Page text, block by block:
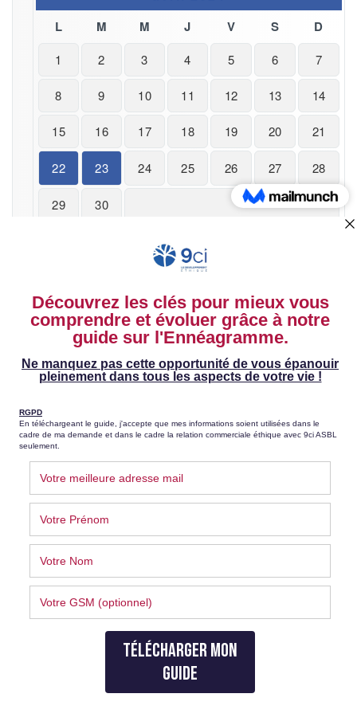
L M M J V S D
1 2 3 4 5 6 7
8 9 10 11 12 13 14
15 16 17 18 19 20 21
22 23 24 25 26 27 28
29 30
Commentaires récents
dans
Un regard 9 sur ma personnalité –
Module 1 – Les 9 profils Enneagramme
Abdelmagid Kouai
Abdelmagid Kouai A la rencontre de ma personnalité
Gregory RamisdansA la rencontre de ma personnalité
Sarah Idelgn
Catégories